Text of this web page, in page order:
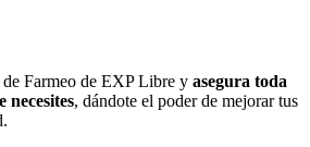
Farmeo de EXP Libre y asegura toda
necesites, dándote el poder de mejorar tus